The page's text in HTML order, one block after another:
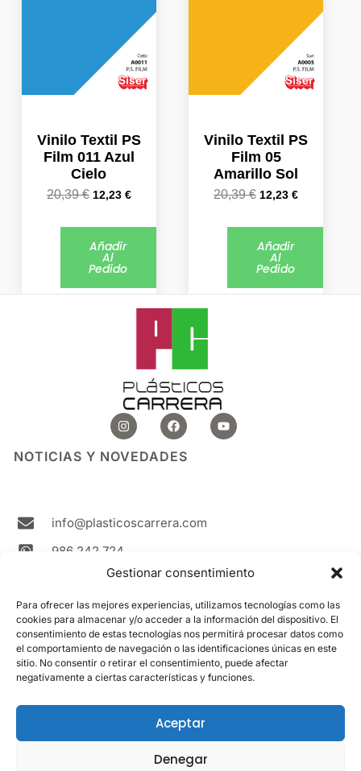
Gestionar consentimiento
Para ofrecer las mejores experiencias, utilizamos tecnologías como las
cookies para almacenar y/o acceder a la información del dispositivo. El
consentimiento de estas tecnologías nos permitirá procesar datos como
el comportamiento de navegación o las identificaciones únicas en este
sitio. No consentir o retirar el consentimiento, puede afectar
negativamente a ciertas características y funciones.
Aceptar
Denegar
Vinilo Textil PS
Film 011 Azul
Cielo
20,39€
20,39 €.
12,23 €
12,23 €.
Añadir
Al
Pedido
Vinilo Textil PS
Film 05
Amarillo Sol
20,39€
20,39 €.
12,23€
12,23 €.
Añadir
Al
Pedido
I
n
s
t
a
F
a
c
e
b
Y
o
u
NOTICIAS Y NOVEDADES
info@plasticoscarrera.com
986 242 724
Plasticos Carrera Avda. Ricardo Mella, 111 36330
Vigo Spain
Contacto
LEGAL
Política de cookies